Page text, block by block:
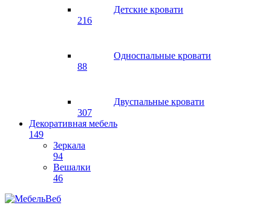
Детские кровати
216
Односпальные кровати
88
Двуспальные кровати
307
Декоративная мебель
149
Зеркала
94
Вешалки
46